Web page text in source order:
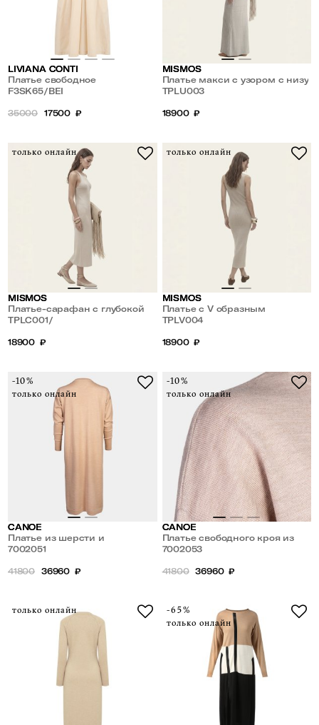
LIVIANA CONTI
Платье свободное
F3SK65/BEI
35000 17500 ₽
MISMOS
Платье макси с узором с низу
TPLU003
18900 ₽
только онлайн
MISMOS
Платье-сарафан с глубокой
проймой
TPLC001/
18900 ₽
только онлайн
MISMOS
Платье с V образным
вырезом
TPLV004
18900 ₽
-10%
только онлайн
CANOE
Платье из шерсти и
кашемира
7002051
41800 36960 ₽
-10%
только онлайн
CANOE
Платье свободного кроя из
кашемира,шелка и шерсти
7002053
41800 36960 ₽
только онлайн
-65%
только онлайн